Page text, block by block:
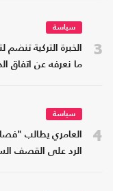
3
سياسة
الخبرة التركية
ما نعرفه عن اتفاق
4
سياسة
العامري يطالب
الرد على القصف